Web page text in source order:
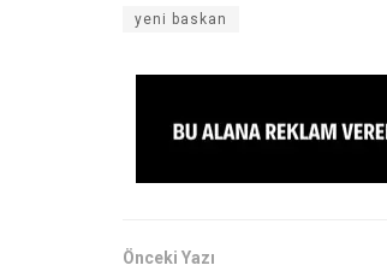
yeni baskan
Önceki Yazı